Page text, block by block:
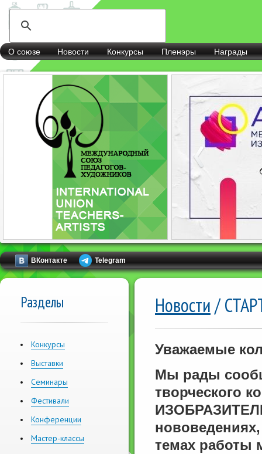
О союзе Новости Конкурсы Пленэры Награды
ВКонтакте Telegram
Разделы
Конкурсы
Выставки
Семинары
Фестивали
Конференции
Мастер-классы
Новости/
Уважаемые
Мы рады
творческого
темах работы